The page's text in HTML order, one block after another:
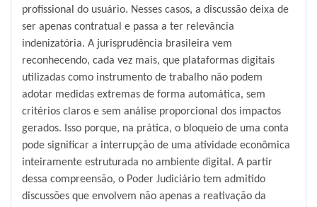
profissional do usuário. Nesses casos, a discussão deixa de
ser apenas contratual e passa a ter relevância
indenizatória. A jurisprudência brasileira vem
reconhecendo, cada vez mais, que plataformas digitais
utilizadas como instrumento de trabalho não podem
adotar medidas extremas de forma automática, sem
critérios claros e sem análise proporcional dos impactos
gerados. Isso porque, na prática, o bloqueio de uma conta
pode significar a interrupção de uma atividade econômica
inteiramente estruturada no ambiente digital. A partir
dessa compreensão, o Poder Judiciário tem admitido
discussões que envolvem não apenas a reativação da